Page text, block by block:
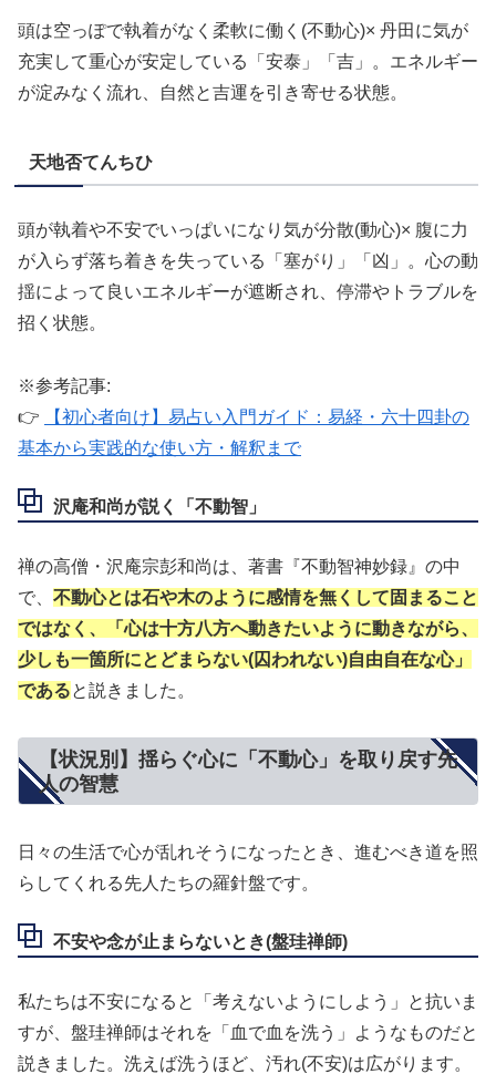
頭は空っぽで執着がなく柔軟に働く(不動心)× 丹田に気が
充実して重心が安定している「安泰」「吉」。エネルギー
が淀みなく流れ、自然と吉運を引き寄せる状態。
天地否てんちひ
頭が執着や不安でいっぱいになり気が分散(動心)× 腹に力
が入らず落ち着きを失っている「塞がり」「凶」。心の動
揺によって良いエネルギーが遮断され、停滞やトラブルを
招く状態。
※参考記事:
👉
【初心者向け】易占い入門ガイド：易経・六十四卦の
基本から実践的な使い方・解釈まで
沢庵和尚が説く「不動智」
禅の高僧・沢庵宗彭和尚は、著書『不動智神妙録』の中
で、 不動心とは石や木のように感情を無くして固まること
ではなく、「心は十方八方へ動きたいように動きながら、
少しも一箇所にとどまらない(囚われない)自由自在な心」
であると説きました。
【状況別】揺らぐ心に「不動心」を取り戻す先
人の智慧
日々の生活で心が乱れそうになったとき、進むべき道を照
らしてくれる先人たちの羅針盤です。
不安や念が止まらないとき(盤珪禅師)
私たちは不安になると「考えないようにしよう」と抗いま
すが、盤珪禅師はそれを「血で血を洗う」ようなものだと
説きました。洗えば洗うほど、汚れ(不安)は広がります。